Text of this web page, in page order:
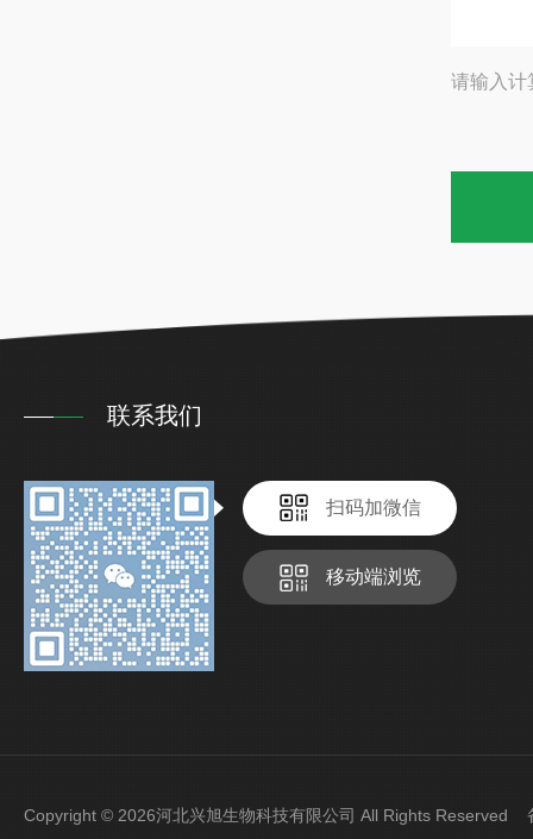
请输入计
联系我们
扫码加微信
移动端浏览
Copyright © 2026河北兴旭生物科技有限公司 All Rights Reserved